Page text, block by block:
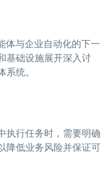
体与企业自动化的下一
基础设施展开深入讨
统。
执行任务时，需要明确
降低业务风险并保证可